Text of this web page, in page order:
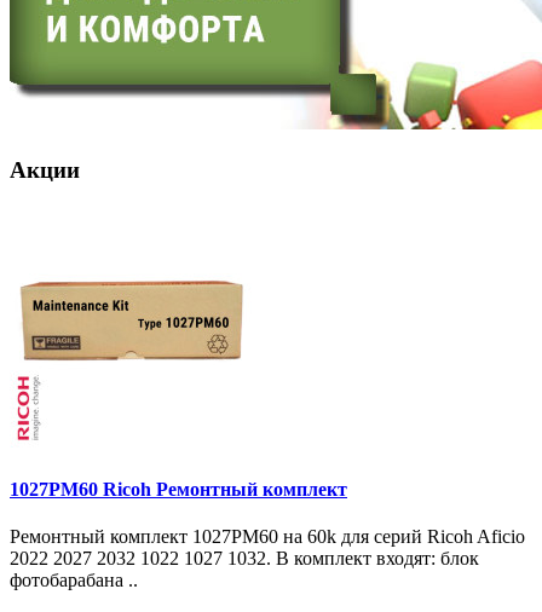
Акции
1027PM60 Ricoh Ремонтный комплект
Ремонтный комплект 1027PM60 на 60k для серий Ricoh Aficio
2022 2027 2032 1022 1027 1032. В комплект входят: блок
фотобарабана ..